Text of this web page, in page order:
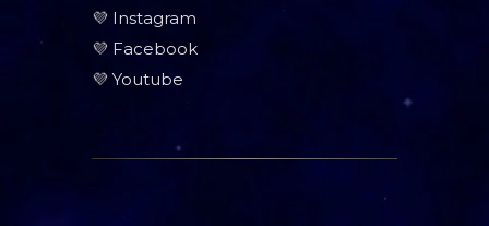
💜 Instagram
💜 Facebook
💜 Youtube